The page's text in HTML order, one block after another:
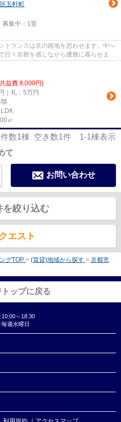
五軒町
集中： 1室
トランスは京の路地を思わせます。中へ
日々京都を感じながら優雅に暮らせま
益費 8,000円)
｜礼：5万円
階
㎡
数1棟 空き数1件 1-1棟表示
て
お問い合わせ
を絞り込む
エスト
グTOP > (賃貸)地域から探す > 京都市
ップに戻る
～18:30
週水曜日